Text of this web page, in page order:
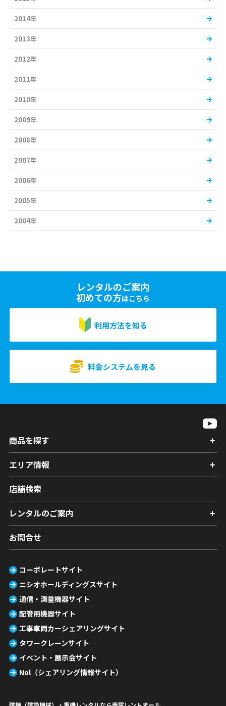
2014年
2013年
2012年
2011年
2010年
2009年
2008年
2007年
2006年
2005年
2004年
レンタルのご案内
初めての方はこちら
利用方法を知る
料金システムを見る
商品を探す
エリア情報
店舗検索
レンタルのご案内
お問合せ
コーポレートサイト
ニシオホールディングスサイト
通信・測量機器サイト
配管用機器サイト
工事車両カーシェアリングサイト
タワークレーンサイト
イベント・展示会サイト
Nol（シェアリング情報サイト）